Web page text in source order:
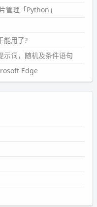
管理「Python」
能用了?
示词，随机及条件语句
Edge